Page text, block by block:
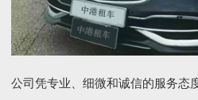
公司凭专业、细微和诚信的服务态